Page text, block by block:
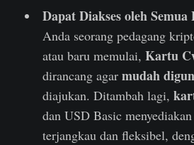
Dapat Diakses oleh Semua
Anda seorang pedagang
atau baru memulai, Kartu
dirancang agar mudah
diajukan. Ditambah lagi,
dan USD Basic
terjangkau dan fleksibel,